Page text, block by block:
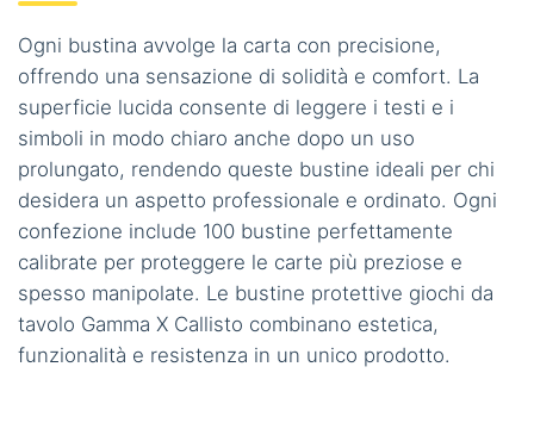
Ogni bustina avvolge la carta con precisione,
offrendo una sensazione di solidità e comfort. La
superficie lucida consente di leggere i testi e i
simboli in modo chiaro anche dopo un uso
prolungato, rendendo queste bustine ideali per chi
desidera un aspetto professionale e ordinato. Ogni
confezione include 100 bustine perfettamente
calibrate per proteggere le carte più preziose e
spesso manipolate. Le bustine protettive giochi da
tavolo Gamma X Callisto combinano estetica,
funzionalità e resistenza in un unico prodotto.